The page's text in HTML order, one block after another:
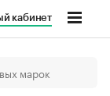
кабинет